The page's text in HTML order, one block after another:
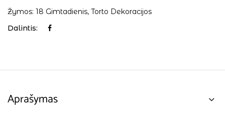
Žymos: 18 Gimtadienis, Torto Dekoracijos
Dalintis:
Aprašymas